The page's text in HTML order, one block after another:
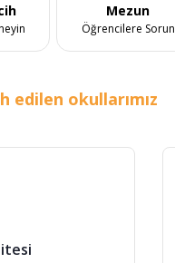
Mezun
Öğrencilere Sorun
edilen okullarımız